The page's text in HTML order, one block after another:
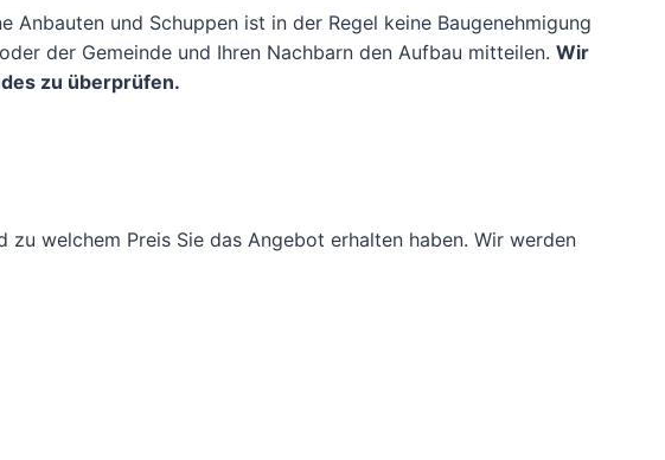
und Schuppen ist in der Regel keine Baugenehmigung
der Gemeinde und Ihren Nachbarn den Aufbau mitteilen. Wir
zu überprüfen.
welchem Preis Sie das Angebot erhalten haben. Wir werden